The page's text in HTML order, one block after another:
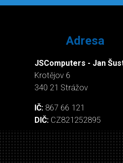
Adresa
JSComputers - Jan
Krotějov 6
340 21 Strážov
IČ: 867 66 121
DIČ: CZ821252895